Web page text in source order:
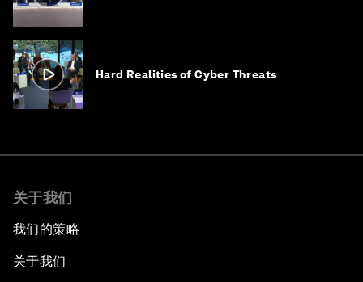
Hard Realities of Cyber Threats
关于我们
我们的策略
关于我们